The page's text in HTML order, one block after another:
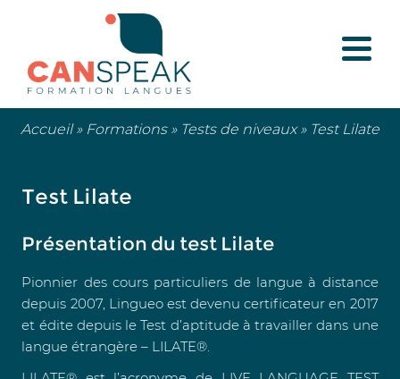
Accueil» Formations» Tests de niveaux» Test Lilate
Test Lilate
Présentation du test Lilate
Pionnier des cours particuliers de langue à distance
depuis 2007, Lingueo est devenu certificateur en 2017
et édite depuis le Test d’aptitude à travailler dans une
langue étrangère – LILATE®.